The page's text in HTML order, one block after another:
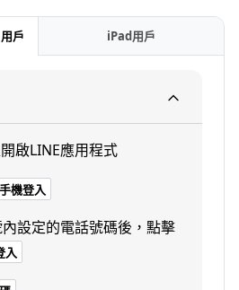
戶 iPad用戶
啟LINE應用程式
機登入
設定的電話號碼後，點擊
入